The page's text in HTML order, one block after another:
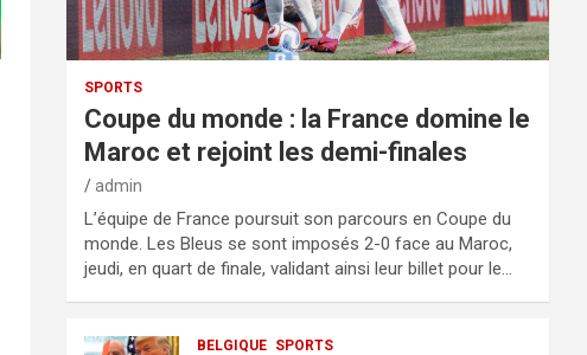
SPORTS
Coupe du monde : la France domine le
Maroc et rejoint les demi-finales
admin
L’équipe de France poursuit son parcours en Coupe du
monde. Les Bleus se sont imposés 2-0 face au Maroc,
jeudi, en quart de finale, validant ainsi leur billet pour le…
BELGIQUE SPORTS